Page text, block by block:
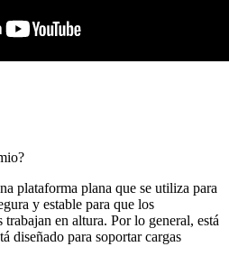
plataforma plana que se utiliza para
y estable para que los
trabajan en altura. Por lo general, está
diseñado para soportar cargas